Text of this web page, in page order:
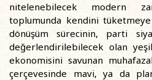
nitelenebilecek modern
toplumunda kendini
dönüşüm sürecinin, parti
değerlendirilebilecek olan
ekonomisini savunan
çerçevesinde mavi, ya da